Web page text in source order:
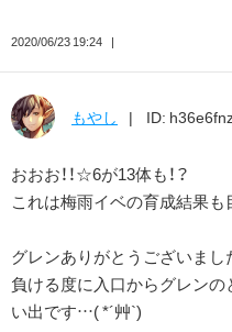
2020/06/23 19:24
もやし ID:
おおお！！☆6が13体も！？
これは梅雨イベの育成結果も
グレンありがとうございました
負ける度に入口からグレン
い出です…( *´艸`)